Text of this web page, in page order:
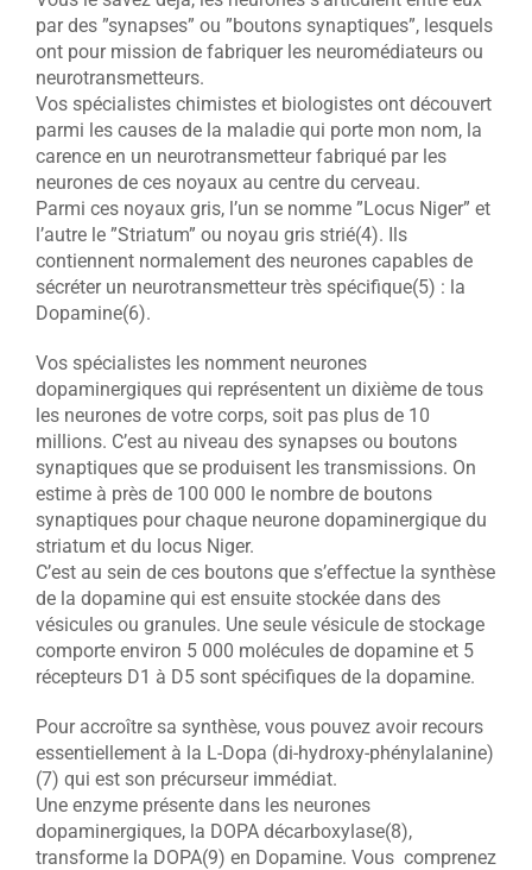
par des ”synapses” ou ”boutons synaptiques”, lesquels
ont pour mission de fabriquer les neuromédiateurs ou
neurotransmetteurs.
Vos spécialistes chimistes et biologistes ont découvert
parmi les causes de la maladie qui porte mon nom, la
carence en un neurotransmetteur fabriqué par les
neurones de ces noyaux au centre du cerveau.
Parmi ces noyaux gris, l’un se nomme ”Locus Niger” et
l’autre le ”Striatum” ou noyau gris strié(4). Ils
contiennent normalement des neurones capables de
sécréter un neurotransmetteur très spécifique(5) : la
Dopamine(6).
Vos spécialistes les nomment neurones
dopaminergiques qui représentent un dixième de tous
les neurones de votre corps, soit pas plus de 10
millions. C’est au niveau des synapses ou boutons
synaptiques que se produisent les transmissions. On
estime à près de 100 000 le nombre de boutons
synaptiques pour chaque neurone dopaminergique du
striatum et du locus Niger.
C’est au sein de ces boutons que s’effectue la synthèse
de la dopamine qui est ensuite stockée dans des
vésicules ou granules. Une seule vésicule de stockage
comporte environ 5 000 molécules de dopamine et 5
récepteurs D1 à D5 sont spécifiques de la dopamine.
Pour accroître sa synthèse, vous pouvez avoir recours
essentiellement à la L-Dopa (di-hydroxy-phénylalanine)
(7) qui est son précurseur immédiat.
Une enzyme présente dans les neurones
dopaminergiques, la DOPA décarboxylase(8),
transforme la DOPA(9) en Dopamine. Vous comprenez